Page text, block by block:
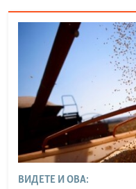
ВИДЕТЕ И ОВА: